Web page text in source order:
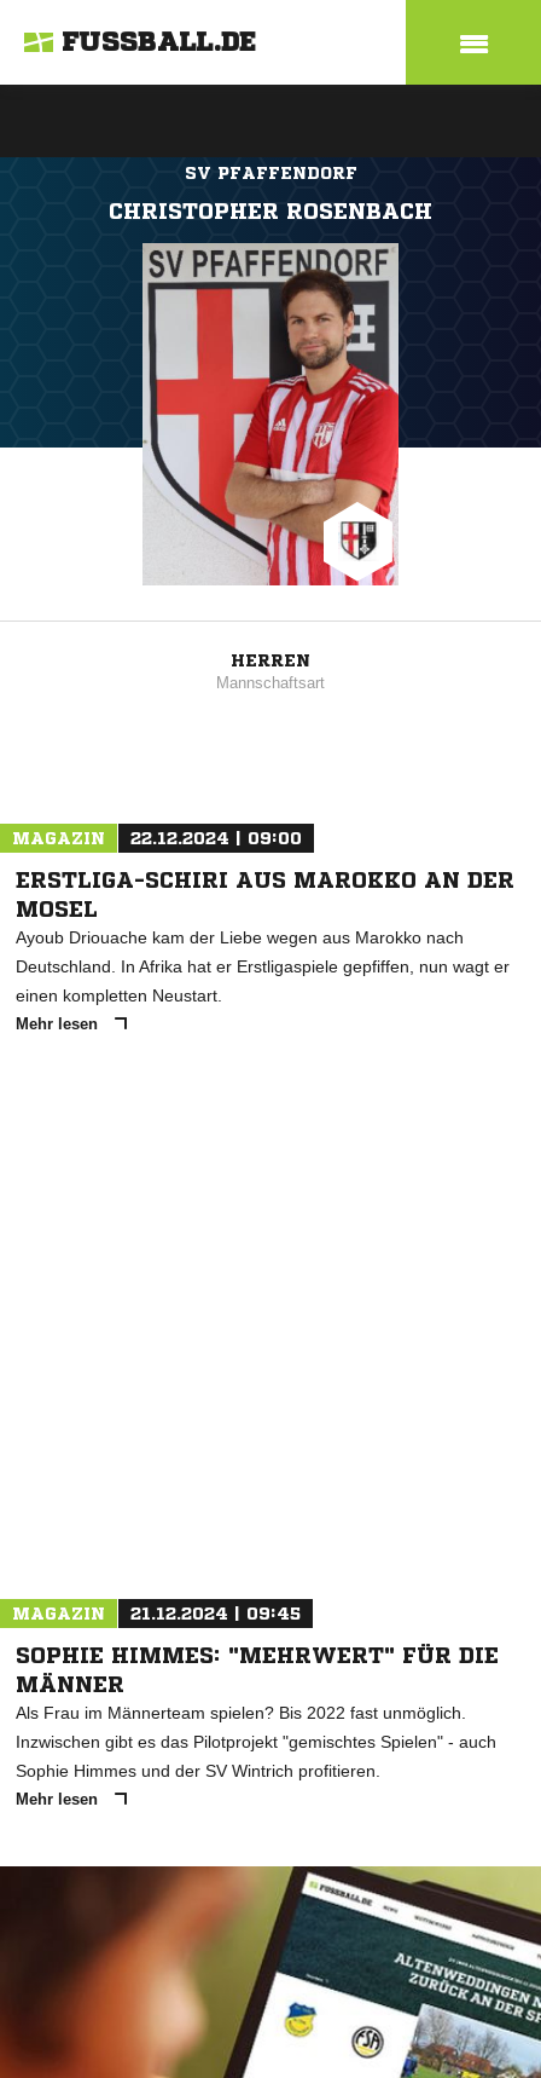
FUSSBALL.DE
SV PFAFFENDORF
CHRISTOPHER ROSENBACH
HERREN
Mannschaftsart
MAGAZIN 22.12.2024 | 09:00
ERSTLIGA-SCHIRI AUS MAROKKO AN DER
MOSEL
Ayoub Driouache kam der Liebe wegen aus Marokko nach
Deutschland. In Afrika hat er Erstligaspiele gepfiffen, nun wagt er
einen kompletten Neustart.
Mehr lesen
MAGAZIN 21.12.2024 | 09:45
SOPHIE HIMMES: "MEHRWERT" FÜR DIE
MÄNNER
Als Frau im Männerteam spielen? Bis 2022 fast unmöglich.
Inzwischen gibt es das Pilotprojekt "gemischtes Spielen" - auch
Sophie Himmes und der SV Wintrich profitieren.
Mehr lesen